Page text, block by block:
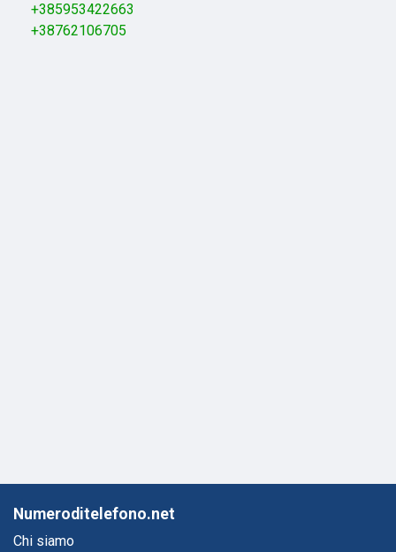
+385953422663
+38762106705
Numeroditelefono.net
Chi siamo